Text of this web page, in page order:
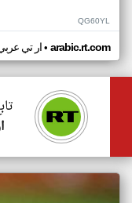
QG60YL
ار تي• arabic.rt.com